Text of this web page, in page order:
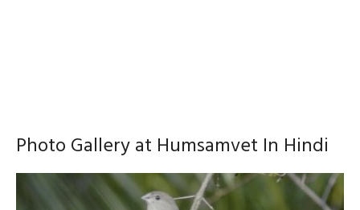
Office Office
Political Gossips
Photo Gallery at Humsamvet In Hindi